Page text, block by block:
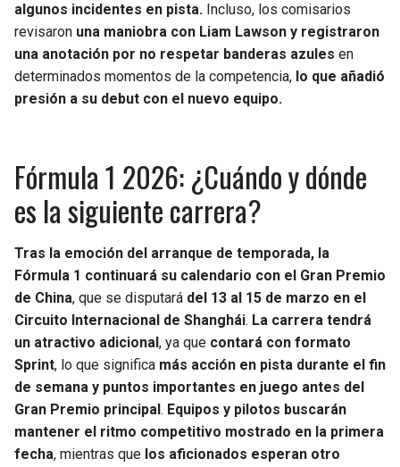
algunos incidentes en pista. Incluso, los comisarios
revisaron una maniobra con Liam Lawson y registraron
una anotación por no respetar banderas azules en
determinados momentos de la competencia, lo que añadió
presión a su debut con el nuevo equipo.
Fórmula 1 2026: ¿Cuándo y dónde
es la siguiente carrera?
Tras la emoción del arranque de temporada, la
Fórmula 1 continuará su calendario con el Gran Premio
de China, que se disputará del 13 al 15 de marzo en el
Circuito Internacional de Shanghái. La carrera tendrá
un atractivo adicional , ya que contará con formato
Sprint, lo que significa más acción en pista durante el fin
de semana y puntos importantes en juego antes del
Gran Premio principal . Equipos y pilotos buscarán
mantener el ritmo competitivo mostrado en la primera
fecha, mientras que los aficionados esperan otro